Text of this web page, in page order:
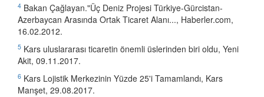
4 Bakan Çağlayan."Üç Deniz Projesi Türkiye-Gürcistan-
Azerbaycan Arasında Ortak Ticaret Alanı..., Haberler.com,
16.02.2012.
5 Kars uluslararası ticaretin önemli üslerinden biri oldu, Yeni
Akit, 09.11.2017.
6 Kars Lojistik Merkezinin Yüzde 25'i Tamamlandı, Kars
Manşet, 29.08.2017.